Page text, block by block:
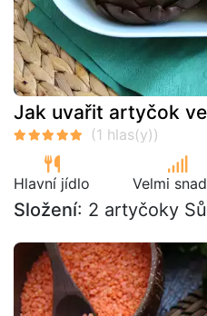
Jak uvařit artyčok
Hlavní jídlo Velmi
Složení: 2 artyčoky